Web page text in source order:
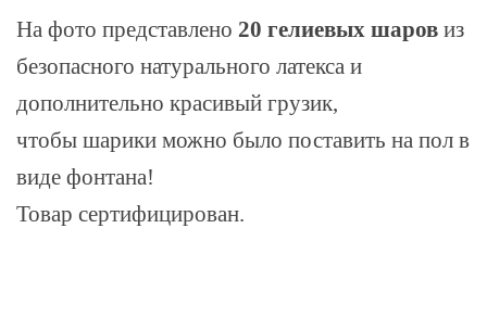
На фото представлено 20 гелиевых шаров из
безопасного натурального латекса и
дополнительно красивый грузик,
чтобы шарики можно было поставить на пол в
виде фонтана!
Товар сертифицирован.